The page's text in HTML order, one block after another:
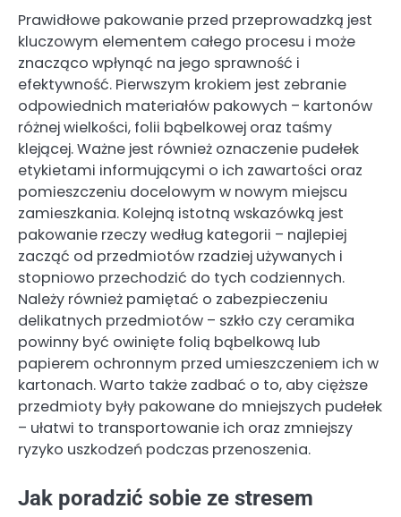
Prawidłowe pakowanie przed przeprowadzką jest
kluczowym elementem całego procesu i może
znacząco wpłynąć na jego sprawność i
efektywność. Pierwszym krokiem jest zebranie
odpowiednich materiałów pakowych – kartonów
różnej wielkości, folii bąbelkowej oraz taśmy
klejącej. Ważne jest również oznaczenie pudełek
etykietami informującymi o ich zawartości oraz
pomieszczeniu docelowym w nowym miejscu
zamieszkania. Kolejną istotną wskazówką jest
pakowanie rzeczy według kategorii – najlepiej
zacząć od przedmiotów rzadziej używanych i
stopniowo przechodzić do tych codziennych.
Należy również pamiętać o zabezpieczeniu
delikatnych przedmiotów – szkło czy ceramika
powinny być owinięte folią bąbelkową lub
papierem ochronnym przed umieszczeniem ich w
kartonach. Warto także zadbać o to, aby cięższe
przedmioty były pakowane do mniejszych pudełek
– ułatwi to transportowanie ich oraz zmniejszy
ryzyko uszkodzeń podczas przenoszenia.
Jak poradzić sobie ze stresem